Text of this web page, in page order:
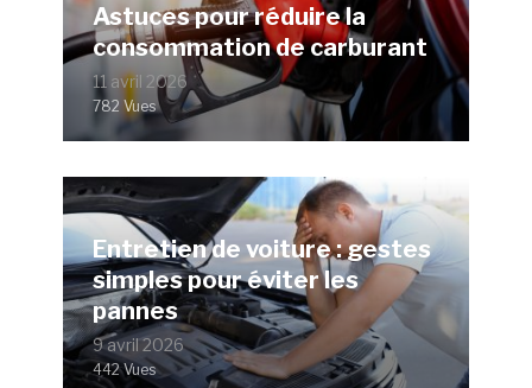
Astuces pour réduire la
consommation de carburant
11 avril 2026
782 Vues
Entretien de voiture : gestes
simples pour éviter les
pannes
9 avril 2026
442 Vues